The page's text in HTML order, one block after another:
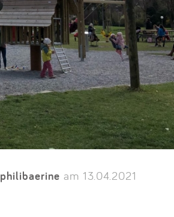
philibaerine am 13.04.2021